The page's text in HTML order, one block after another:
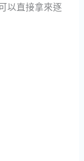
以直接拿來逐